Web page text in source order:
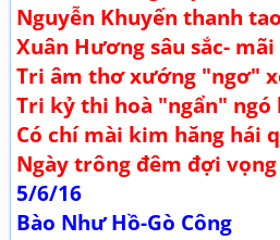
Nguyễn Khuyến thanh
Xuân Hương sâu sắc-
Tri âm thơ xướng "ngơ"
Tri kỷ thi hoà "ngẩn" ngó
Có chí mài kim hăng hái
Ngày trông đêm đợi
5/6/16
Bào Như Hồ-Gò Công